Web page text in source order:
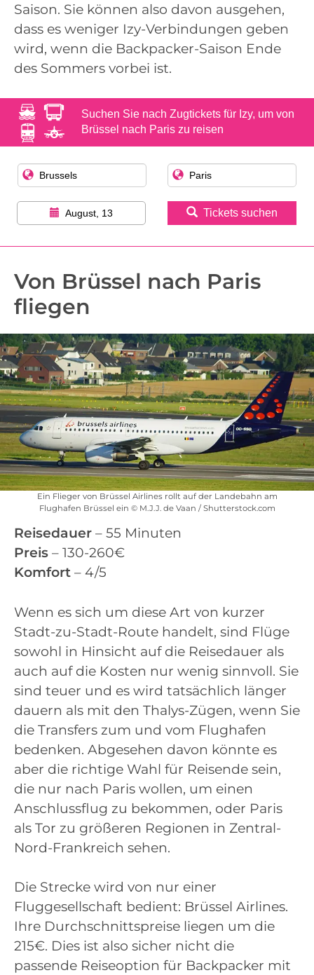
Saison. Sie können also davon ausgehen,
dass es weniger Izy-Verbindungen geben
wird, wenn die Backpacker-Saison Ende
des Sommers vorbei ist.
Suchen Sie nach Zugtickets für Izy, um von
Brüssel nach Paris zu reisen
August, 13 Tickets suchen
Von Brüssel nach Paris
fliegen
Ein Flieger von Brüssel Airlines rollt auf der Landebahn am
Flughafen Brüssel ein © M.J.J. de Vaan / Shutterstock.com
Reisedauer – 55 Minuten
Preis – 130-260€
Komfort – 4/5
Wenn es sich um diese Art von kurzer
Stadt-zu-Stadt-Route handelt, sind Flüge
sowohl in Hinsicht auf die Reisedauer als
auch auf die Kosten nur wenig sinnvoll. Sie
sind teuer und es wird tatsächlich länger
dauern als mit den Thalys-Zügen, wenn Sie
die Transfers zum und vom Flughafen
bedenken. Abgesehen davon könnte es
aber die richtige Wahl für Reisende sein,
die nur nach Paris wollen, um einen
Anschlussflug zu bekommen, oder Paris
als Tor zu größeren Regionen in Zentral-
Nord-Frankreich sehen.
Die Strecke wird von nur einer
Fluggesellschaft bedient: Brüssel Airlines.
Ihre Durchschnittspreise liegen um die
215€. Dies ist also sicher nicht die
passende Reiseoption für Backpacker mit